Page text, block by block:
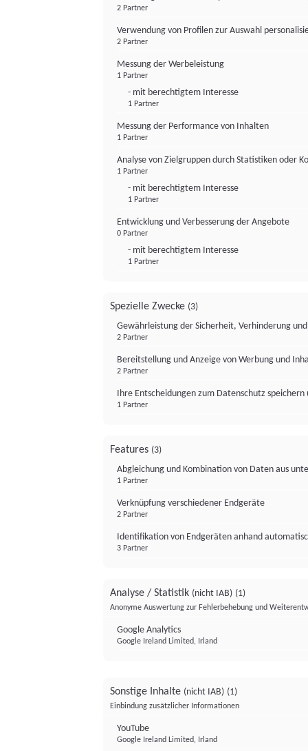
2 Partner
Verwendung von Profilen zur Auswahl
2 Partner
Messung der Werbeleistung
1 Partner
- mit berechtigtem Interesse
1 Partner
Messung der Performance von Inhalten
1 Partner
Analyse von Zielgruppen durch Statistiken oder
1 Partner
- mit berechtigtem Interesse
1 Partner
Entwicklung und Verbesserung der Angebote
0 Partner
- mit berechtigtem Interesse
1 Partner
Spezielle Zwecke (3)
Gewährleistung der Sicherheit, Verhinderung
2 Partner
Bereitstellung und Anzeige von Werbung und
2 Partner
Ihre Entscheidungen zum Datenschutz
1 Partner
Features (3)
Abgleichung und Kombination von Daten aus
1 Partner
Verknüpfung verschiedener Endgeräte
2 Partner
Identifikation von Endgeräten anhand
3 Partner
Analyse / Statistik (nicht IAB) (1)
Anonyme Auswertung zur Fehlerbehebung und
Google Analytics
Google Ireland Limited, Irland
Sonstige Inhalte (nicht IAB) (1)
Einbindung zusätzlicher Informationen
YouTube
Google Ireland Limited, Irland